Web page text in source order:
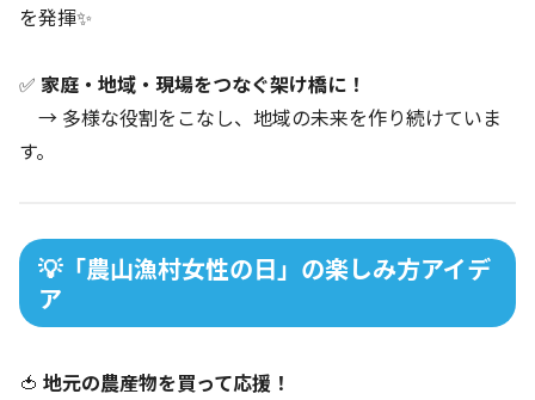
を発揮✨
✅ 家庭・地域・現場をつなぐ架け橋に！
→ 多様な役割をこなし、地域の未来を作り続けていま
す。
💡「農山漁村女性の日」の楽しみ方アイデ
ア
🍅 地元の農産物を買って応援！